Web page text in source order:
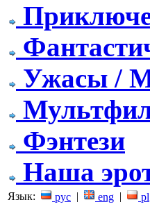
Ужасы /
Фэнтези
Наша
Язык: рус | eng | pl